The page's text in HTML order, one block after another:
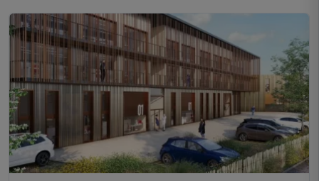
secteurs, dans un environnement dynamique et
parfaitement connecté. Que vous soyez à la recherche d’un
espace en centre-ville ou d’un local dans une zone
d’activité florissante, trouvez l’emplacement idéal pour
booster votre entreprise.